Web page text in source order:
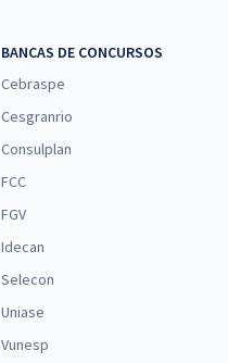
BANCAS DE CONCURSOS
Cebraspe
Cesgranrio
Consulplan
FCC
FGV
Idecan
Selecon
Uniase
Vunesp